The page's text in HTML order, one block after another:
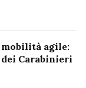
agile:
Carabinieri